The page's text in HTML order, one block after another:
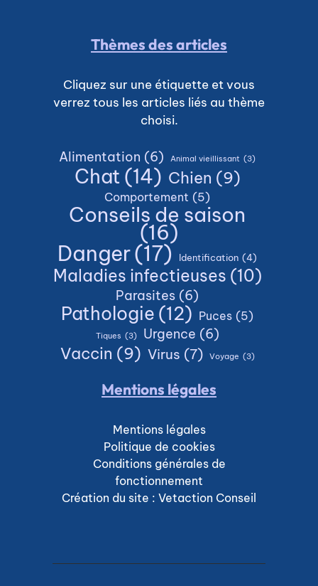
Thèmes des articles
Cliquez sur une étiquette et vous
verrez tous les articles liés au thème
choisi.
Alimentation (6) Animal vieillissant (3)
Chat (14) Chien (9)
Comportement (5)
Conseils de saison
(16)
Danger(17) Identification (4)
Maladies infectieuses (10)
Parasites (6)
Pathologie (12) Puces (5)
Tiques (3) Urgence (6)
Vaccin (9) Virus (7) Voyage (3)
Mentions légales
Mentions légales
Politique de cookies
Conditions générales de
fonctionnement
Création du site : Vetaction Conseil